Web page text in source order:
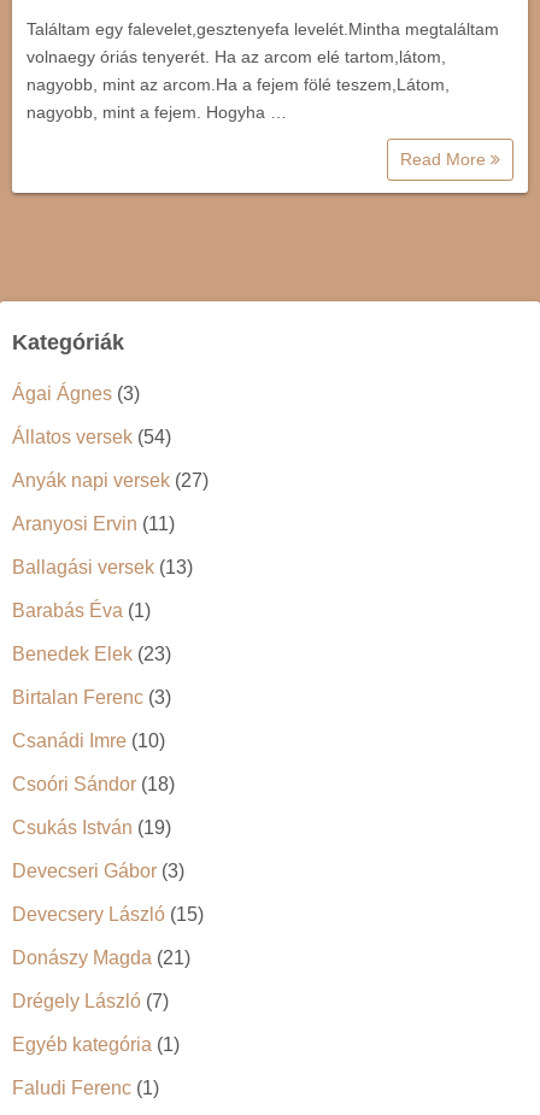
Találtam egy falevelet,gesztenyefa levelét.Mintha megtaláltam
volnaegy óriás tenyerét. Ha az arcom elé tartom,látom,
nagyobb, mint az arcom.Ha a fejem fölé teszem,Látom,
nagyobb, mint a fejem. Hogyha …
Read More
Kategóriák
Ágai Ágnes (3)
Állatos versek (54)
Anyák napi versek (27)
Aranyosi Ervin (11)
Ballagási versek (13)
Barabás Éva (1)
Benedek Elek (23)
Birtalan Ferenc (3)
Csanádi Imre (10)
Csoóri Sándor (18)
Csukás István (19)
Devecseri Gábor (3)
Devecsery László (15)
Donászy Magda (21)
Drégely László (7)
Egyéb kategória (1)
Faludi Ferenc (1)